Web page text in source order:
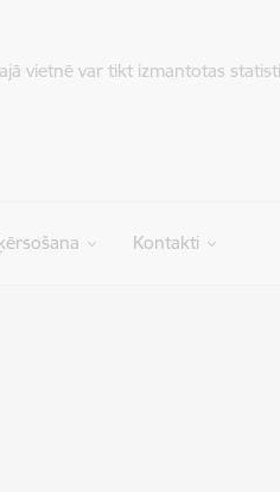
vietnē var tikt izmantotas
Kontakti